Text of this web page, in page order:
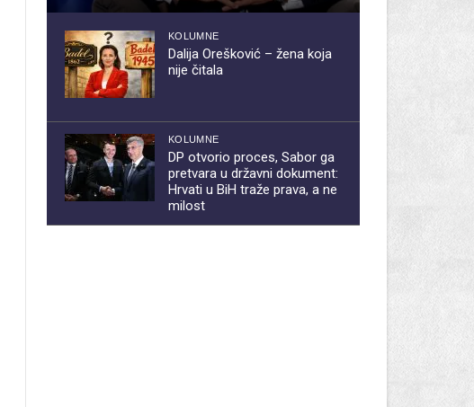
KOLUMNE
Dalija Orešković – žena koja
nije čitala
KOLUMNE
DP otvorio proces, Sabor ga
pretvara u državni dokument:
Hrvati u BiH traže prava, a ne
milost